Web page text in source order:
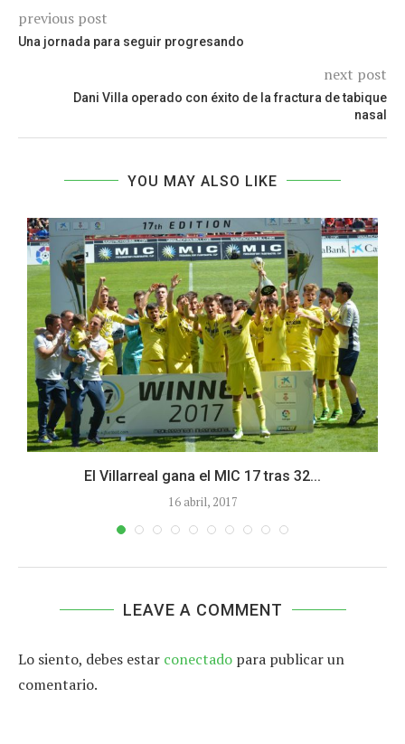
previous post
Una jornada para seguir progresando
next post
Dani Villa operado con éxito de la fractura de tabique
nasal
YOU MAY ALSO LIKE
El Villarreal gana el MIC 17 tras 32...
16 abril, 2017
LEAVE A COMMENT
Lo siento, debes estar conectado para publicar un
comentario.